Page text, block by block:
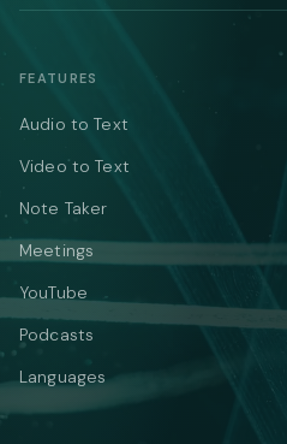
FEATURES
Audio to Text
Video to Text
Note Taker
Meetings
YouTube
Podcasts
Languages